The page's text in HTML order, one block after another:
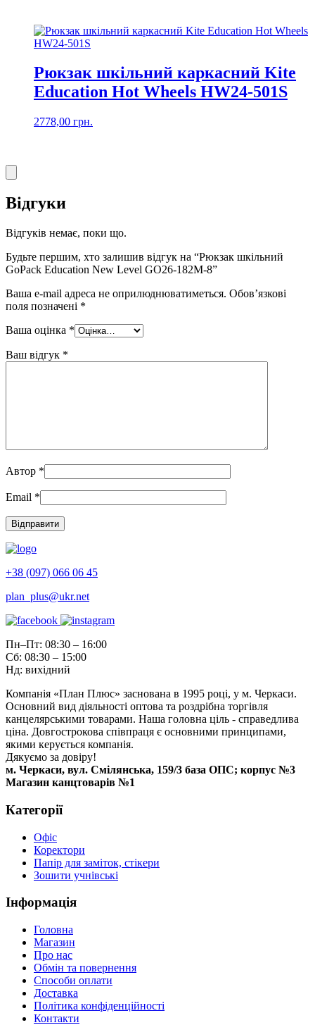
Рюкзак шкільний каркасний Kite
Education Hot Wheels HW24-501S
2778,00 грн.
Відгуки
Відгуків немає, поки що.
Будьте першим, хто залишив відгук на “Рюкзак шкільний
GoPack Education New Level GO26-182M-8”
Ваша e-mail адреса не оприлюднюватиметься. Обов’язкові
поля позначені *
Ваша оцінка *
Ваш відгук *
Автор *
Email *
+38 (097) 066 06 45
plan_plus@ukr.net
Пн–Пт: 08:30 – 16:00
Сб: 08:30 – 15:00
Нд: вихідний
Компанія «План Плюс» заснована в 1995 році, у м. Черкаси.
Основний вид діяльності оптова та роздрібна торгівля
канцелярськими товарами. Наша головна ціль - справедлива
ціна. Довгострокова співпраця є основними принципами,
якими керується компанія.
Дякуємо за довіру!
м. Черкаси, вул. Смілянська, 159/3 база ОПС; корпус №3
Магазин канцтоварів №1
Категорії
Офіс
Коректори
Папір для заміток, стікери
Зошити учнівські
Інформація
Головна
Магазин
Про нас
Обмін та повернення
Способи оплати
Доставка
Політика конфіденційності
Контакти